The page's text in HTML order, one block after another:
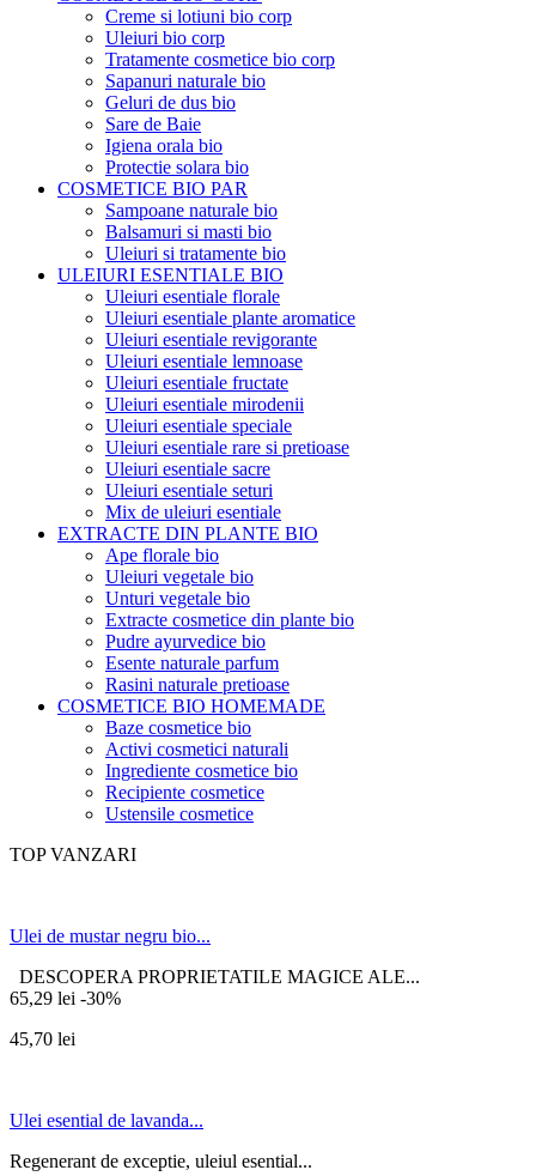
Creme si lotiuni bio corp
Uleiuri bio corp
Tratamente cosmetice bio corp
Sapanuri naturale bio
Geluri de dus bio
Sare de Baie
Igiena orala bio
Protectie solara bio
COSMETICE BIO PAR
Sampoane naturale bio
Balsamuri si masti bio
Uleiuri si tratamente bio
ULEIURI ESENTIALE BIO
Uleiuri esentiale florale
Uleiuri esentiale plante aromatice
Uleiuri esentiale revigorante
Uleiuri esentiale lemnoase
Uleiuri esentiale fructate
Uleiuri esentiale mirodenii
Uleiuri esentiale speciale
Uleiuri esentiale rare si pretioase
Uleiuri esentiale sacre
Uleiuri esentiale seturi
Mix de uleiuri esentiale
EXTRACTE DIN PLANTE BIO
Ape florale bio
Uleiuri vegetale bio
Unturi vegetale bio
Extracte cosmetice din plante bio
Pudre ayurvedice bio
Esente naturale parfum
Rasini naturale pretioase
COSMETICE BIO HOMEMADE
Baze cosmetice bio
Activi cosmetici naturali
Ingrediente cosmetice bio
Recipiente cosmetice
Ustensile cosmetice
TOP VANZARI
Ulei de mustar negru bio...
DESCOPERA PROPRIETATILE MAGICE ALE...
65,29 lei -30%
45,70 lei
Ulei esential de lavanda...
Regenerant de exceptie, uleiul esential...